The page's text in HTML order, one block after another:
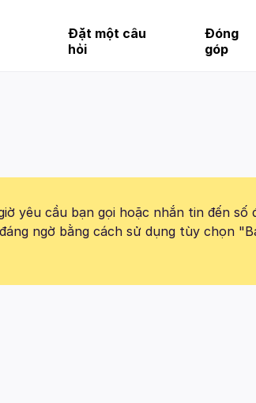
Đặt một câu
hỏi
Đóng
góp
yêu cầu bạn gọi hoặc nhắn tin đến số
ngờ bằng cách sử dụng tùy chọn